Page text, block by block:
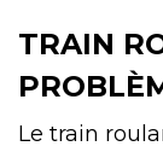
TRAIN
Le train